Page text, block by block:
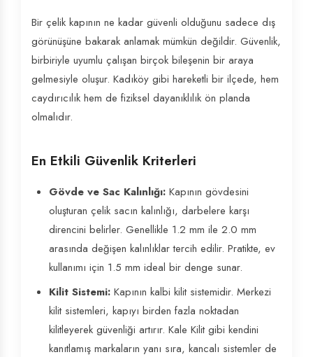
Bir çelik kapının ne kadar güvenli olduğunu sadece dış
görünüşüne bakarak anlamak mümkün değildir. Güvenlik,
birbiriyle uyumlu çalışan birçok bileşenin bir araya
gelmesiyle oluşur. Kadıköy gibi hareketli bir ilçede, hem
caydırıcılık hem de fiziksel dayanıklılık ön planda
olmalıdır.
En Etkili Güvenlik Kriterleri
Gövde ve Sac Kalınlığı: Kapının gövdesini
oluşturan çelik sacın kalınlığı, darbelere karşı
direncini belirler. Genellikle 1.2 mm ile 2.0 mm
arasında değişen kalınlıklar tercih edilir. Pratikte, ev
kullanımı için 1.5 mm ideal bir denge sunar.
Kilit Sistemi: Kapının kalbi kilit sistemidir. Merkezi
kilit sistemleri, kapıyı birden fazla noktadan
kilitleyerek güvenliği artırır. Kale Kilit gibi kendini
kanıtlamış markaların yanı sıra, kancalı sistemler de